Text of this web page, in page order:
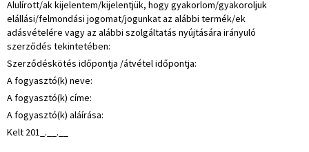
Alulírott/ak kijelentem/kijelentjük, hogy gyakorlom/gyakoroljuk
elállási/felmondási jogomat/jogunkat az alábbi termék/ek
adásvételére vagy az alábbi szolgáltatás nyújtására irányuló
szerződés tekintetében:
Szerződéskötés időpontja /átvétel időpontja:
A fogyasztó(k) neve:
A fogyasztó(k) címe:
A fogyasztó(k) aláírása:
Kelt 201_.__.__